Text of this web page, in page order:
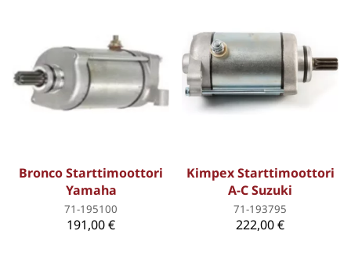
Bronco Starttimoottori
Yamaha
71-195100
191,00 €
Kimpex Starttimoottori
A-C Suzuki
71-193795
222,00 €